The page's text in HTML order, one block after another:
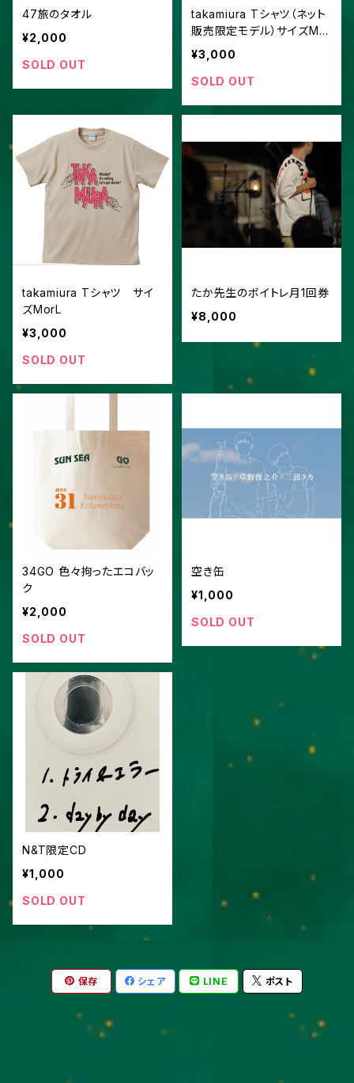
47旅のタオル
¥2,000
SOLD OUT
takamiura Tシャツ（ネット
販売限定モデル）サイズMor
L
¥3,000
SOLD OUT
takamiura Tシャツ サイ
ズMorL
¥3,000
SOLD OUT
たか先生のボイトレ月1回券
¥8,000
34GO 色々拘ったエコバッ
ク
¥2,000
SOLD OUT
空き缶
¥1,000
SOLD OUT
N&T限定CD
¥1,000
SOLD OUT
保存 シェア LINE ポスト